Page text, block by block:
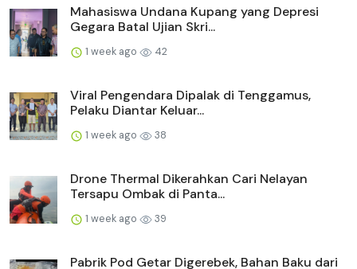
Mahasiswa Undana Kupang yang Depresi
Gegara Batal Ujian Skri...
1 week ago 42
Viral Pengendara Dipalak di Tenggamus,
Pelaku Diantar Keluar...
1 week ago 38
Drone Thermal Dikerahkan Cari Nelayan
Tersapu Ombak di Panta...
1 week ago 39
Pabrik Pod Getar Digerebek, Bahan Baku dari